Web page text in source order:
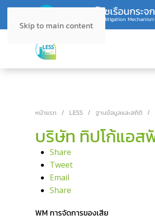
Skip to main content
หน้าแรก LESS ฐานข้อมูลและสถิติ
บริษัท ทิปโก้แอส
Share
Tweet
Email
Share
WM การจัดการของเสีย